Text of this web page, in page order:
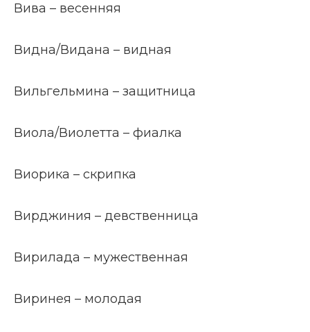
Вива – весенняя
Видна/Видана – видная
Вильгельмина – защитница
Виола/Виолетта – фиалка
Виорика – скрипка
Вирджиния – девственница
Вирилада – мужественная
Виринея – молодая